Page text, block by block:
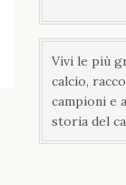
Vivi le più
calcio,
campioni e
storia del